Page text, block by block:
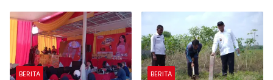
BERITA BERITA